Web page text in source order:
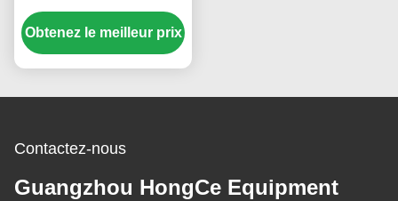
courant pour la capacité
de fabrication et de
rupture de 30A 300V et
normal
Obtenez le meilleur prix
Contactez-nous
Guangzhou HongCe Equipment